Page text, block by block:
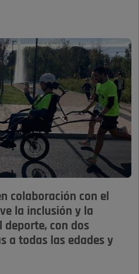
colaboración con el
la inclusión y la
deporte, con dos
a todas las edades y